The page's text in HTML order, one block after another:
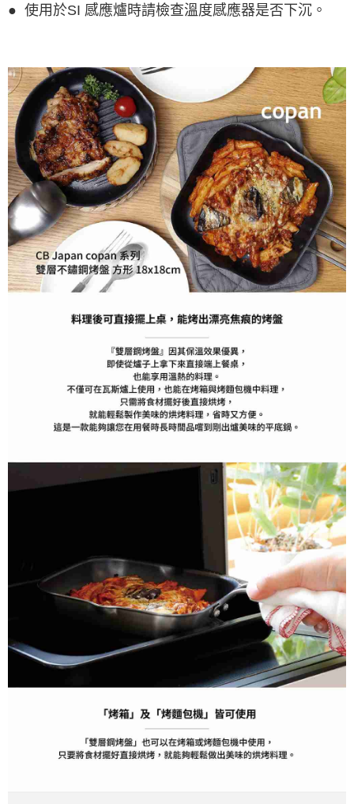
● 使用於SI 感應爐時請檢查溫度感應器是否下沉。